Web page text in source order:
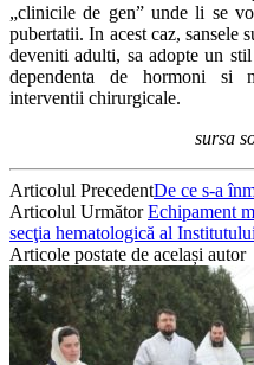
„clinicile de gen” unde li se
pubertatii. In acest caz, sansele
deveniti adulti, sa adopte un
dependenta de hormoni si
interventii chirurgicale.
sursa
Articolul PrecedentDe ce s-a
Articolul UrmătorEchipament
secţia hematologică al
Articole postate de același autor